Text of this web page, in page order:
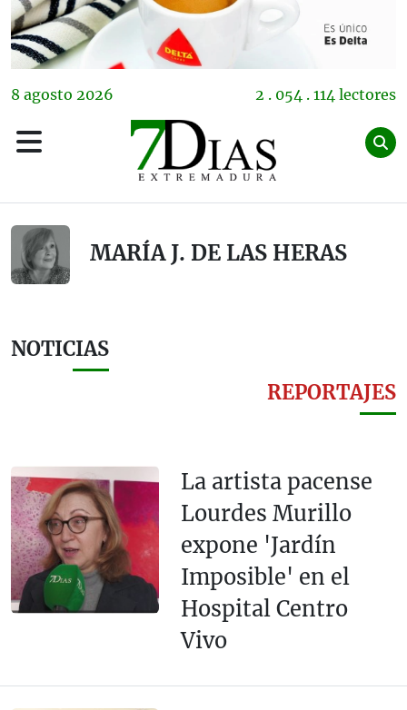
8 agosto 2026 2 . 054 . 114 lectores
MARÍA J. DE LAS HERAS
NOTICIAS
REPORTAJES
La artista pacense
Lourdes Murillo
expone 'Jardín
Imposible' en el
Hospital Centro
Vivo